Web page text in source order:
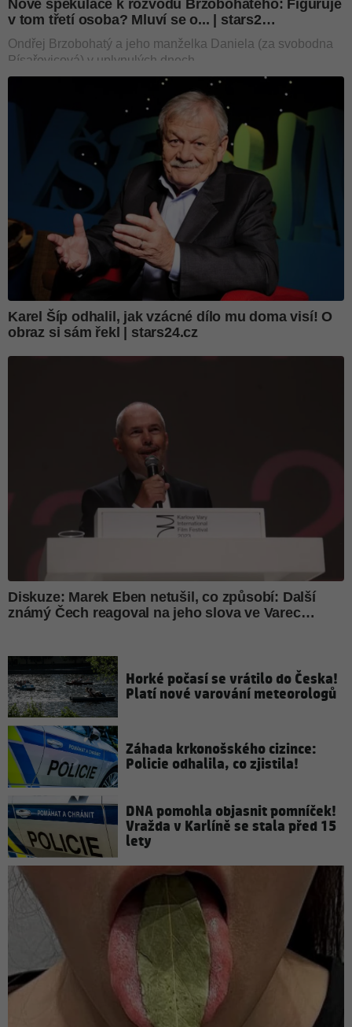
Horké počasí se vrátilo do Česka!
Platí nové varování meteorologů
Záhada krkonošského cizince:
Policie odhalila, co zjistila!
DNA pomohla objasnit pomníček!
Vražda v Karlíně se stala před 15
lety